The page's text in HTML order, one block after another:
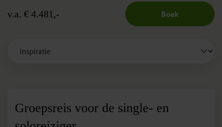
Boek
v.a. € 4.481,-
Groepsreis voor de single- en